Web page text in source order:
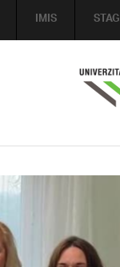
IMIS STAG